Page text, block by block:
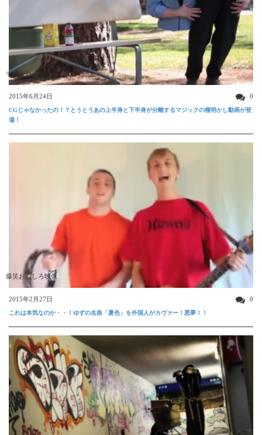
すごい動画
2015年6月24日 0
CGじゃなかったの！？とうとうあの上半身と下半身が分離するマジックの種明かし動画が登
場！
爆笑おもしろ映像
2015年2月27日 0
これは本気なのか・・！ゆずの名曲「夏色」を外国人がカヴァー！悪夢！！